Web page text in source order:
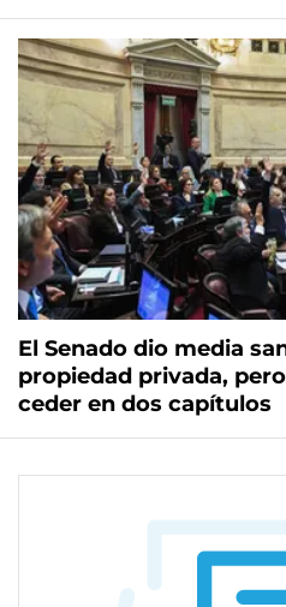
El Senado dio media
propiedad privada,
ceder en dos capítulos